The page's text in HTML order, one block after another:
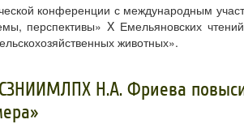
конференции с международным
перспективы» X Емельяновских
животных».
Н.А. Фриева